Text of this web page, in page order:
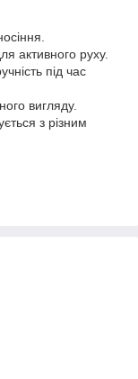
активного руху.
під час
вигляду.
з різним